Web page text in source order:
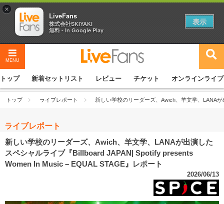
MENU
トップ 新着セットリスト レビュー チケット オンラインライブ
トップ ライブレポート 新しい学校のリーダーズ、Awich、羊文学、LANA
ライブレポート
新しい学校のリーダーズ、Awich、羊文学、LANAが出演した
スペシャルライブ『Billboard JAPAN| Spotify presents
Women In Music – EQUAL STAGE』レポート
2026/06/13
×
LiveFans
株式会社SKIYAKI
無料 - In Google Play
表示